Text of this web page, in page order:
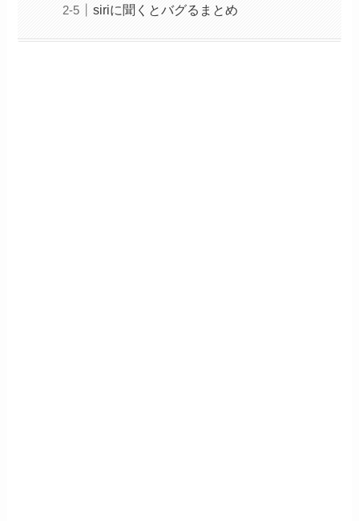
siriに聞くとバグるまとめ